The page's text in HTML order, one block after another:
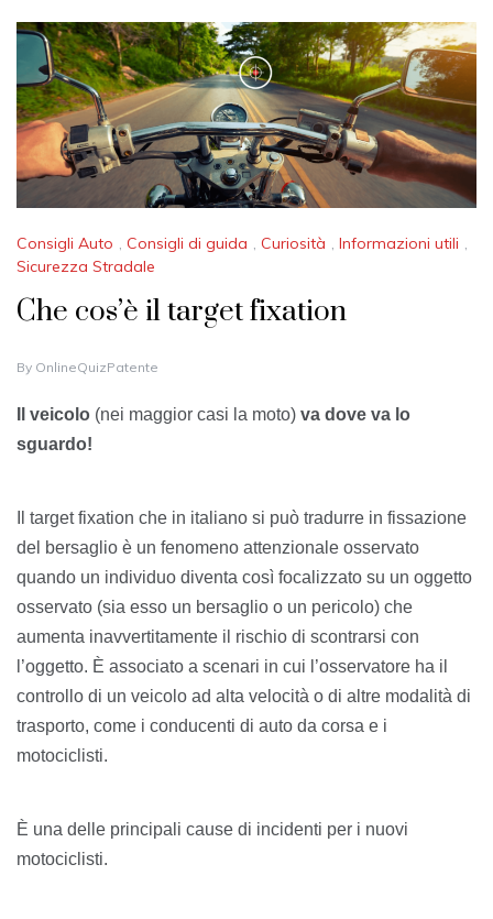
Consigli Auto , Consigli di guida , Curiosità , Informazioni utili ,
Sicurezza Stradale
Che cos’è il target fixation
2
J
N
Y
2
2
0
By OnlineQuizPatente
Il veicolo (nei maggior casi la moto) va dove va lo
sguardo!
Il targetfixation che in italiano si può tradurre in fissazione
del bersaglio è un fenomeno attenzionale osservato
quando un individuo diventa così focalizzato su un oggetto
osservato (sia esso un bersaglio o un pericolo) che
aumenta inavvertitamente il rischio di scontrarsi con
l’oggetto. È associato a scenari in cui l’osservatore ha il
controllo di un veicolo ad alta velocità o di altre modalità di
trasporto, come i conducenti di auto da corsa e i
motociclisti.
È una delle principali cause di incidenti per i nuovi
motociclisti.